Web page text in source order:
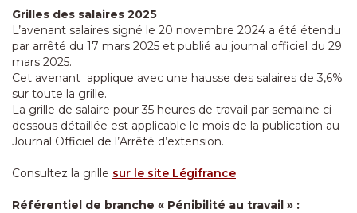
Grilles des salaires 2025
L’avenant salaires signé le 20 novembre 2024 a été étendu
par arrêté du 17 mars 2025 et publié au journal officiel du 29
mars 2025.
Cet avenant applique avec une hausse des salaires de 3,6%
sur toute la grille.
La grille de salaire pour 35 heures de travail par semaine ci-
dessous détaillée est applicable le mois de la publication au
Journal Officiel de l’Arrêté d’extension.
Consultez la grille sur le site Légifrance
Référentiel de branche « Pénibilité au travail » :